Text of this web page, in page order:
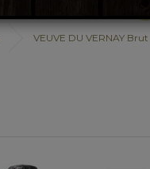
VEUVE DU VERNAY Brut